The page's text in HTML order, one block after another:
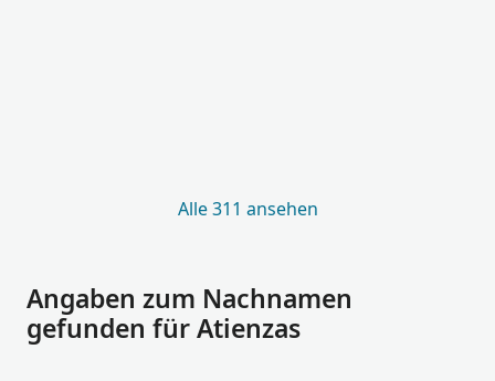
Alle 311 ansehen
Angaben zum Nachnamen
gefunden für Atienzas